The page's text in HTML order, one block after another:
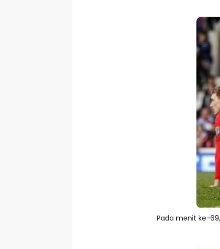
Pada menit ke-